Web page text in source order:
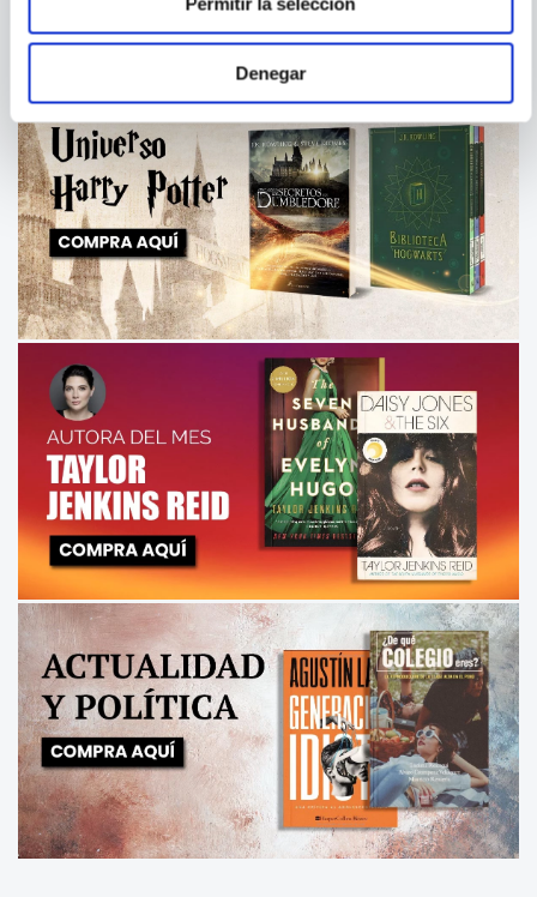
Denegar